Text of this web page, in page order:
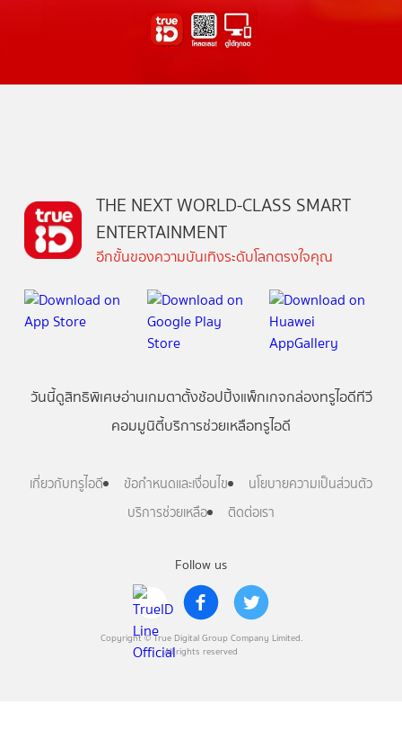
Follow us
Copyright © True Digital Group Company Limited.
All rights reserved
THE NEXT WORLD-CLASS SMART
ENTERTAINMENT
อีกขั้นของความบันเทิงระดับโลกตรงใจคุณ
วันนี้ดูสิทธิพิเศษอ่านเกมตาตั้งช้อปปิ้งแพ็กเกจกล่องทรูไอดีทีวี
คอมมูนิตี้บริการช่วยเหลือทรูไอดี
เกี่ยวกับทรูไอดี ข้อกำหนดและเงื่อนไข
นโยบายความเป็นส่วนตัว
บริการช่วยเหลือ
ติดต่อเรา